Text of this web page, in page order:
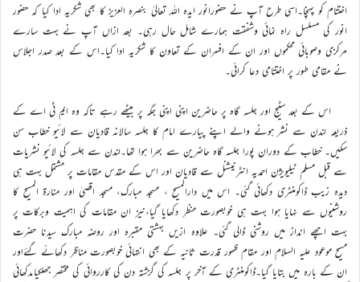
اختتام کو پہنچا۔اسی طرح آپ نے حضورانور ایدہ اللہ تعالیٰ بنصرہ العزیز کا بھی شکریہ ادا کیا کہ حضور
انور کی مسلسل راہ نمائی وشفقت ہمارے شامل حال رہی۔ بعد ازاں آپ نے بہت سارے
مرکزی وصوبائی محکموں اور ان کے افسران کے تعاون کا شکریہ ادا کیا۔اس کے بعد صدر اجلاس
نے مقامی طور پر اختتامی دعا کرائی۔
اس کے بعد سٹیج اور جلسہ گاہ پر حاضرین اپنی اپنی جگہ پر بیٹھے رہے تاکہ وہ ایم ٹی اے کے
ذریعہ لندن سے نشر ہونے والے اپنے پیارے امام کا جلسہ سالانہ قادیان سے لائیو خطاب سن
سکیں۔ خطاب کے دوران پورا جلسہ گاہ حاضرین سے بھرا ہوا تھا۔لندن سے جلسہ کی لائیو نشریات
سے قبل مسلم ٹیلیویژن احمدیہ انٹرنیشنل سے قادیان اور اس کے مقدس مقامات پر مشتمل بہت ہی
دیدہ زیب ڈاکومنٹری دکھائی گئی۔ اس میں دارالمسیح ، مسجد مبارک، مسجد اقصیٰ اور منارۃ المسیح کا
روشنیوں سے نہایا ہوا بہت ہی خوبصورت منظر دکھایا گیا،نیز ان مقامات کی اہمیت وبرکات پر
بہت اچھے انداز میں روشنی ڈالی گئی۔ علاوہ ازیں بہشتی مقبرہ اور روضہ مبارک سیدنا حضرت
مسیح موعود علیہ السلام اور مقام ظہور قدرت ثانیہ کے بھی انتہائی خوبصورت مناظر دکھائے گئےاور
ان کے بارہ میں بتایا گیا۔ڈاکومنٹری کے آخر پر جلسہ کی گزشتہ دن کی کارروائی کی مختصر جھلکیاںدکھائی